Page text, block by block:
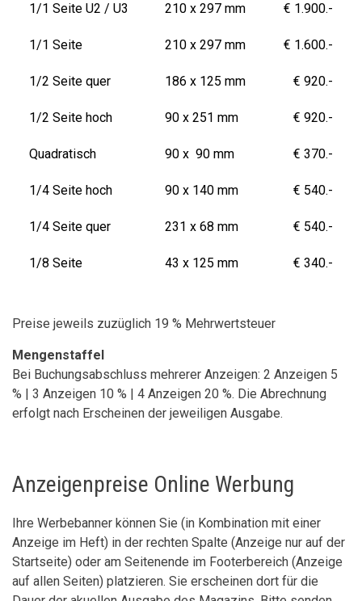
1/1 Seite U2 / U3 210 x 297 mm € 1.900.-
1/1 Seite 210 x 297 mm € 1.600.-
1/2 Seite quer 186 x 125 mm € 920.-
1/2 Seite hoch 90 x 251 mm € 920.-
Quadratisch 90 x 90 mm € 370.-
1/4 Seite hoch 90 x 140 mm € 540.-
1/4 Seite quer 231 x 68 mm € 540.-
1/8 Seite 43 x 125 mm € 340.-
Preise jeweils zuzüglich 19 % Mehrwertsteuer
Mengenstaffel
Bei Buchungsabschluss mehrerer Anzeigen: 2 Anzeigen 5
% | 3 Anzeigen 10 % | 4 Anzeigen 20 %. Die Abrechnung
erfolgt nach Erscheinen der jeweiligen Ausgabe.
Anzeigenpreise Online Werbung
Ihre Werbebanner können Sie (in Kombination mit einer
Anzeige im Heft) in der rechten Spalte (Anzeige nur auf der
Startseite) oder am Seitenende im Footerbereich (Anzeige
auf allen Seiten) platzieren. Sie erscheinen dort für die